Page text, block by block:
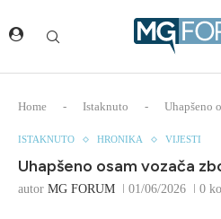
Home - Istaknuto - Uhapšeno
ISTAKNUTO HRONIKA VIJESTI
Uhapšeno osam vozača
autor MG FORUM 01/06/2026 0